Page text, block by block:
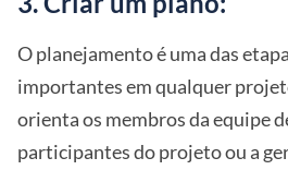
O planejamento é uma das
importantes em qualquer
orienta os membros da equipe
participantes do projeto ou a